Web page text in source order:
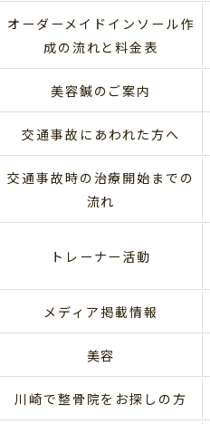
オーダーメイドインソール作
成の流れと料金表
美容鍼のご案内
交通事故にあわれた方へ
交通事故時の治療開始までの
流れ
トレーナー活動
メディア掲載情報
美容
川崎で整骨院をお探しの方